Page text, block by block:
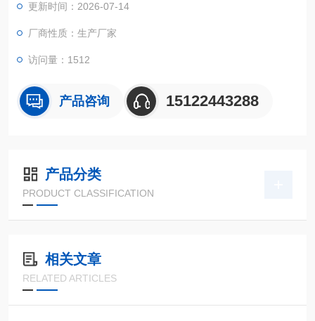
更新时间：2026-07-14
厂商性质：生产厂家
访问量：1512
产品咨询 15122443288
产品分类
PRODUCT CLASSIFICATION
相关文章
RELATED ARTICLES